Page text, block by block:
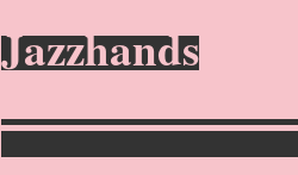
Jazzhands